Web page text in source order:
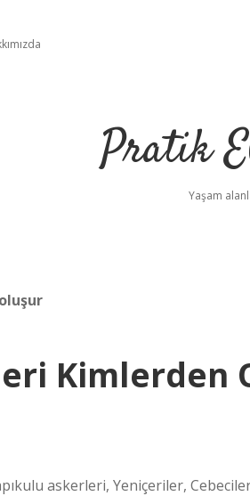
Pratik
Yaşam
Kimlerden
askerleri, Yeniçeriler,